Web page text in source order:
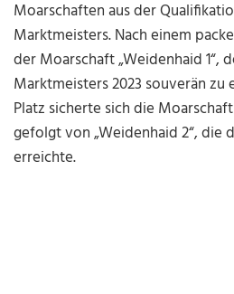
Moarschaften aus der
Marktmeisters. Nach einem
der Moarschaft „Weidenhaid 1“,
Marktmeisters 2023 souverän
Platz sicherte sich die
gefolgt von „Weidenhaid 2“, die
erreichte.